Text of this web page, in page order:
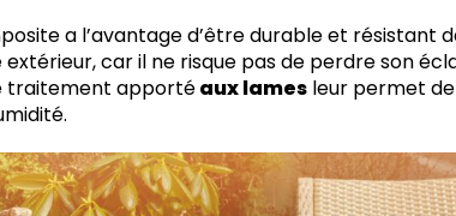
a l’avantage d’être durable et résistant
car il ne risque pas de perdre son
traitement apportéaux lames leur permet